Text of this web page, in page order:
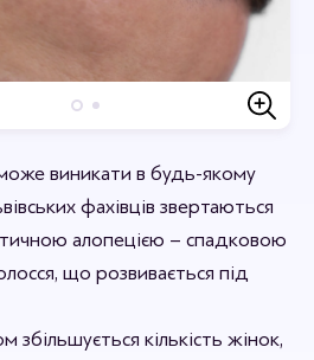
виникати в будь-якому
фахівців звертаються
алопецією – спадковою
що розвивається під
кількість жінок,
відгук.